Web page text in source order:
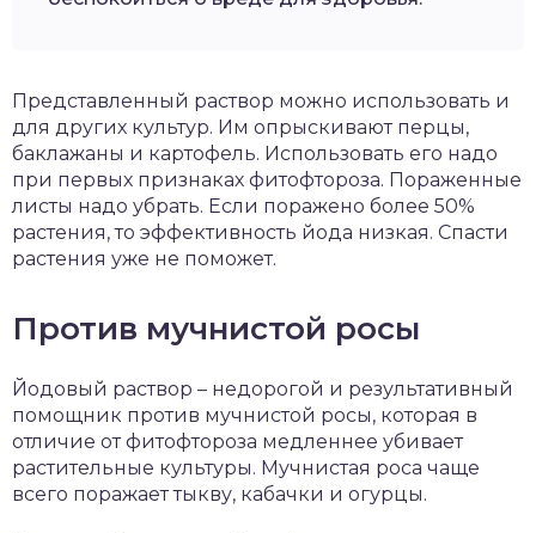
Представленный раствор можно использовать и
для других культур. Им опрыскивают перцы,
баклажаны и картофель. Использовать его надо
при первых признаках фитофтороза. Пораженные
листы надо убрать. Если поражено более 50%
растения, то эффективность йода низкая. Спасти
растения уже не поможет.
Против мучнистой росы
Йодовый раствор – недорогой и результативный
помощник против мучнистой росы, которая в
отличие от фитофтороза медленнее убивает
растительные культуры. Мучнистая роса чаще
всего поражает тыкву, кабачки и огурцы.